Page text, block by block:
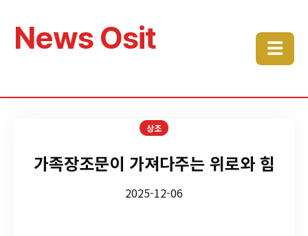
News Osit ☰
상조
가족장조문이 가져다주는 위로와 힘
2025-12-06